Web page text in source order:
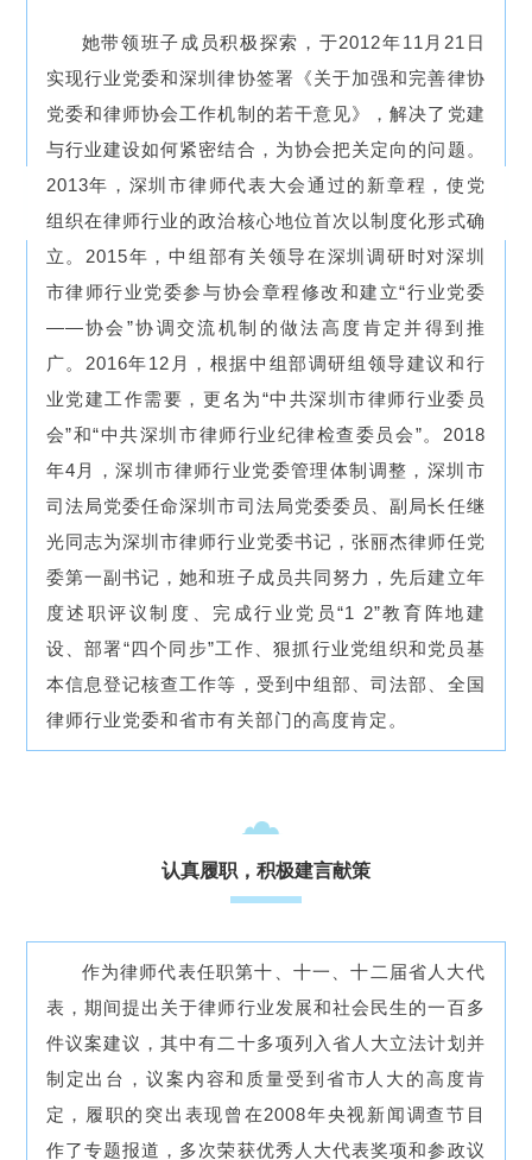
她带领班子成员积极探索，于2012年11月21日
实现行业党委和深圳律协签署《关于加强和完善律协
党委和律师协会工作机制的若干意见》，解决了党建
与行业建设如何紧密结合，为协会把关定向的问题。
2013年，深圳市律师代表大会通过的新章程，使党
组织在律师行业的政治核心地位首次以制度化形式确
立。2015年，中组部有关领导在深圳调研时对深圳
市律师行业党委参与协会章程修改和建立“行业党委
——协会”协调交流机制的做法高度肯定并得到推
广。2016年12月，根据中组部调研组领导建议和行
业党建工作需要，更名为“中共深圳市律师行业委员
会”和“中共深圳市律师行业纪律检查委员会”。2018
年4月，深圳市律师行业党委管理体制调整，深圳市
司法局党委任命深圳市司法局党委委员、副局长任继
光同志为深圳市律师行业党委书记，张丽杰律师任党
委第一副书记，她和班子成员共同努力，先后建立年
度述职评议制度、完成行业党员“1 2”教育阵地建
设、部署“四个同步”工作、狠抓行业党组织和党员基
本信息登记核查工作等，受到中组部、司法部、全国
律师行业党委和省市有关部门的高度肯定。
认真履职，积极建言献策
作为律师代表任职第十、十一、十二届省人大代
表，期间提出关于律师行业发展和社会民生的一百多
件议案建议，其中有二十多项列入省人大立法计划并
制定出台，议案内容和质量受到省市人大的高度肯
定，履职的突出表现曾在2008年央视新闻调查节目
作了专题报道，多次荣获优秀人大代表奖项和参政议